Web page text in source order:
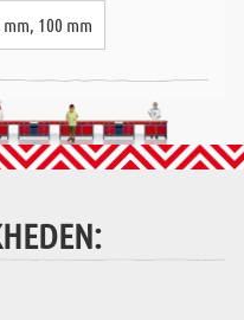
100 mm